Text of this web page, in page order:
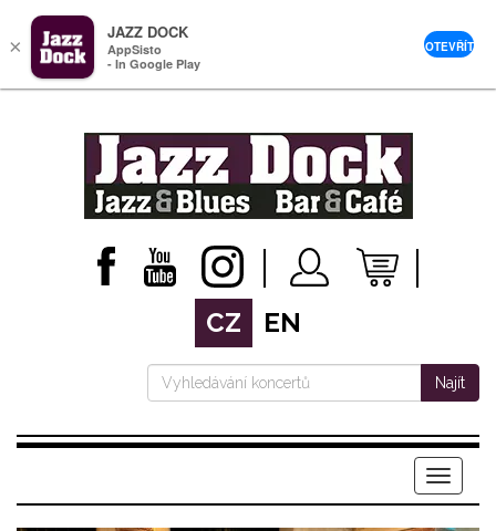
CZ EN
Najít
Menu
×
JAZZ DOCK
AppSisto
- In Google Play
OTEVŘÍT